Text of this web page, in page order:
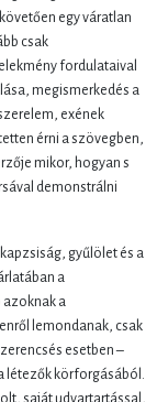
egy váratlan
csak
fordulataival
megismerkedés a
exének
érni a szövegben,
mikor, hogyan s
demonstrálni
gyűlölet és a
a
azoknak a
lemondanak, csak
esetben –
létezők körforgásából.
saját udvartartással,